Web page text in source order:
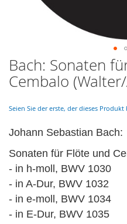
Skip
to
the
of
images
Bach: Sonaten
Cembalo
Seien Sie der erste, der dieses
Johann Sebastian Bach:
Sonaten für Flöte und
- in h-moll, BWV 1030
- in A-Dur, BWV 1032
- in e-moll, BWV 1034
- in E-Dur, BWV 1035